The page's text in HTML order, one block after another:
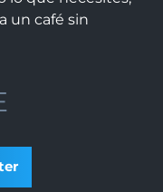
un café sin